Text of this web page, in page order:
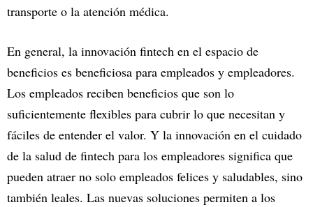
transporte o la atención médica.
En general, la innovación fintech en el espacio de
beneficios es beneficiosa para empleados y empleadores.
Los empleados reciben beneficios que son lo
suficientemente flexibles para cubrir lo que necesitan y
fáciles de entender el valor. Y la innovación en el cuidado
de la salud de fintech para los empleadores significa que
pueden atraer no solo empleados felices y saludables, sino
también leales. Las nuevas soluciones permiten a los